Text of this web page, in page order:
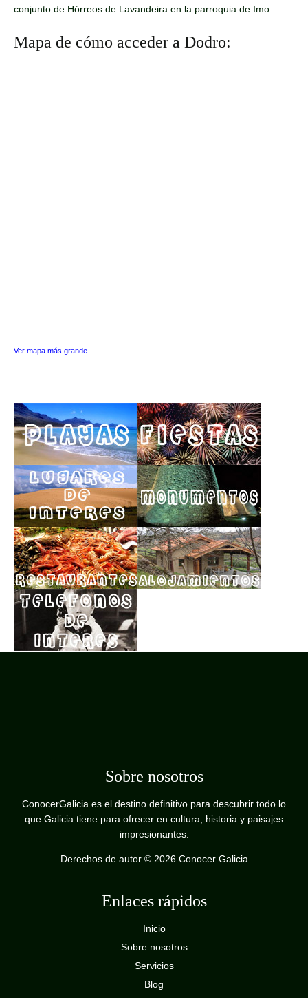
conjunto de Hórreos de Lavandeira en la parroquia de Imo.
Mapa de cómo acceder a Dodro:
Ver mapa más grande
Sobre nosotros
ConocerGalicia es el destino definitivo para descubrir todo lo
que Galicia tiene para ofrecer en cultura, historia y paisajes
impresionantes.
Derechos de autor © 2026 Conocer Galicia
Enlaces rápidos
Inicio
Sobre nosotros
Servicios
Blog